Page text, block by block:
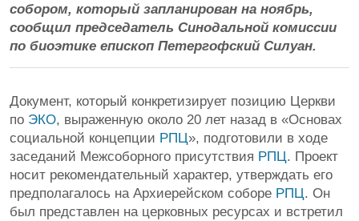
собором, который запланирован на ноябрь,
сообщил председатель Синодальной комиссии
по биоэтике епископ Петергофский Силуан.
Документ, который конкретизирует позицию Церкви
по ЭКО, выраженную около 20 лет назад в «Основах
социальной концепции РПЦ», подготовили в ходе
заседаний Межсоборного присутствия РПЦ. Проект
носит рекомендательный характер, утверждать его
предполагалось на Архиерейском соборе РПЦ. Он
был представлен на церковных ресурсах и встретил